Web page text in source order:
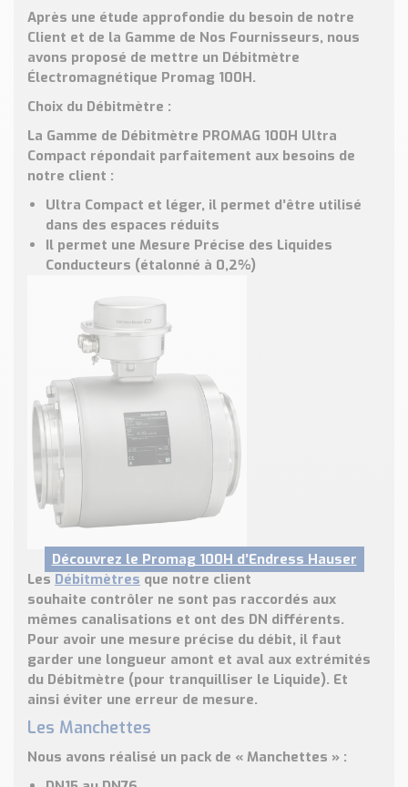
Après une étude approfondie du besoin de notre
Client et de la Gamme de Nos Fournisseurs, nous
avons proposé de mettre un Débitmètre
Électromagnétique Promag 100H.
Choix du Débitmètre :
La Gamme de Débitmètre PROMAG 100H Ultra
Compact répondait parfaitement aux besoins de
notre client :
Ultra Compact et léger, il permet d’être utilisé
dans des espaces réduits
Il permet une Mesure Précise des Liquides
Conducteurs (étalonné à 0,2%)
Découvrez le Promag 100H d’Endress Hauser
Les Débitmètres que notre client
souhaite contrôler ne sont pas raccordés aux
mêmes canalisations et ont des DN différents.
Pour avoir une mesure précise du débit, il faut
garder une longueur amont et aval aux extrémités
du Débitmètre (pour tranquilliser le Liquide). Et
ainsi éviter une erreur de mesure.
Les Manchettes
Nous avons réalisé un pack de « Manchettes » :